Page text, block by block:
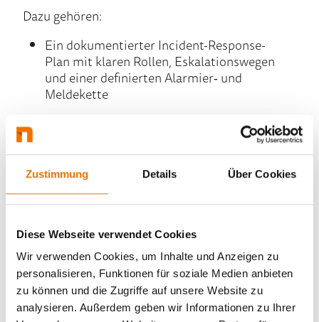
Zustimmung Details Über Cookies
Diese Webseite verwendet Cookies
Wir verwenden Cookies, um Inhalte und Anzeigen zu
personalisieren, Funktionen für soziale Medien anbieten
zu können und die Zugriffe auf unsere Website zu
analysieren. Außerdem geben wir Informationen zu Ihrer
Dazu gehören:
Ein dokumentierter Incident-Response-
Plan mit klaren Rollen, Eskalationswegen
und einer definierten Alarmier‑ und
Meldekette
Vordefinierte Playbooks für typische
Szenarien wie Ransomware, Phishing oder
Account-Kompromittierung
Technische Voraussetzungen wie zentrale
Log-Erfassung,‑Aggregierung und
getestete Backups,Etablieren eines
24/7‑Monitoring über SOC (z. B. als
Managed Service)